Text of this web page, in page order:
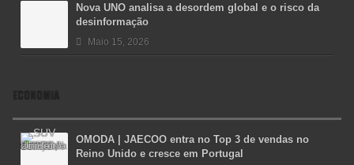
Nova UNO analisa a desordem global e o risco da
desinformação
Maio 15, 2026
ECONOMIA
OMODA | JAECOO entra no Top 3 de vendas no
Reino Unido e cresce em Portugal